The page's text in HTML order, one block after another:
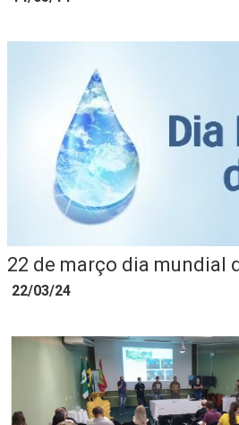
22 de março dia mundial
22/03/24